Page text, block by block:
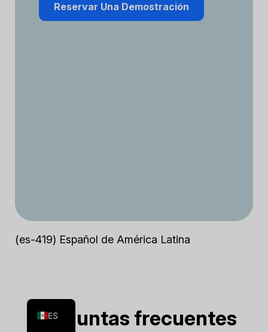
Reservar Una Demostración
(es-419) Español de América Latina
Preguntas frecuentes
ES